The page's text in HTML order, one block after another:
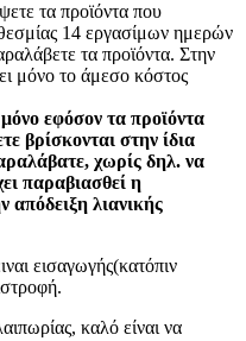
τα προϊόντα που
14 εργασίμων ημερών
τα προϊόντα. Στην
μόνο το άμεσο κόστος
εφόσον τα προϊόντα
βρίσκονται στην ίδια
χωρίς δηλ. να
παραβιασθεί η
απόδειξη λιανικής
εισαγωγής(κατόπιν
καλό είναι να